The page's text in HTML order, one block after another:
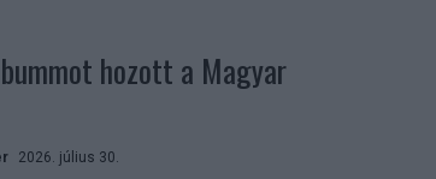
hozott a Magyar
2026. július 30.